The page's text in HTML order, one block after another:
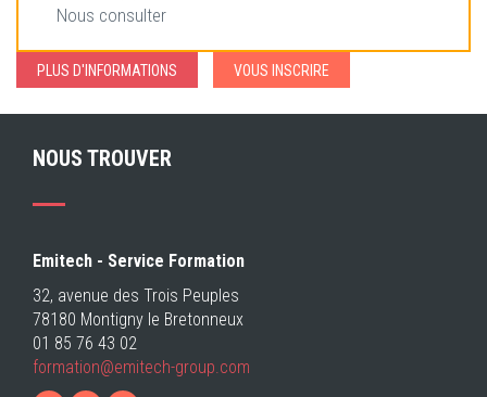
Nous consulter
PLUS D'INFORMATIONS VOUS INSCRIRE
NOUS TROUVER
Emitech - Service Formation
32, avenue des Trois Peuples
78180 Montigny le Bretonneux
01 85 76 43 02
formation@emitech-group.com